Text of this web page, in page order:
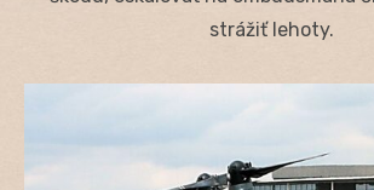
strážiť lehoty.